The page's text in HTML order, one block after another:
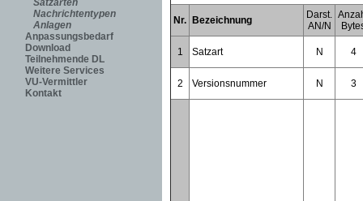
Satzarten
Nachrichtentypen
Anlagen
Anpassungsbedarf
Download
Teilnehmende DL
Weitere Services
VU-Vermittler
Kontakt
Nr. Bezeichnung
Darst.
AN/N
1 Satzart N 4
2 Versionsnummer N 3